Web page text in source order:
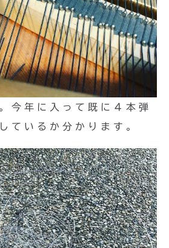
今年に入って既に４本弾
ているか分かります。